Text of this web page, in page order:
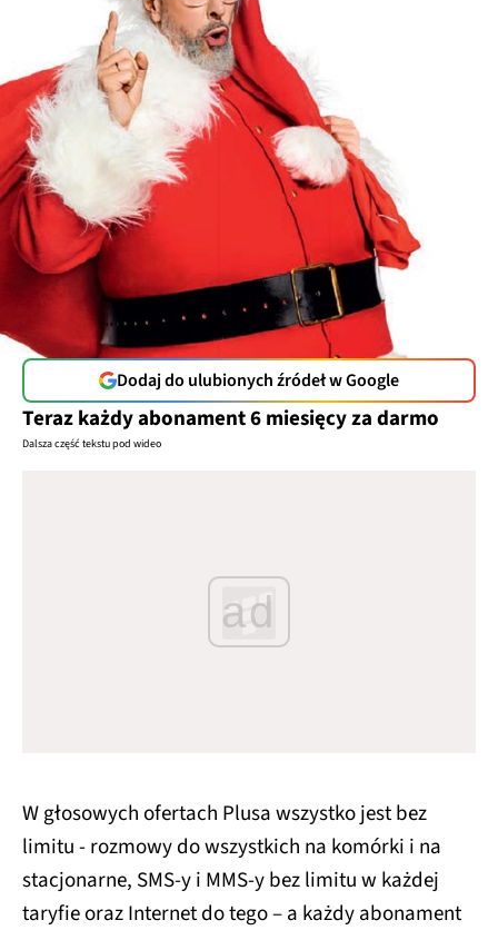
Dodaj do ulubionych źródeł w Google
Teraz każdy abonament 6 miesięcy za darmo
Dalsza część tekstu pod wideo
ad
W głosowych ofertach Plusa wszystko jest bez
limitu - rozmowy do wszystkich na komórki i na
stacjonarne, SMS-y i MMS-y bez limitu w każdej
taryfie oraz Internet do tego – a każdy abonament